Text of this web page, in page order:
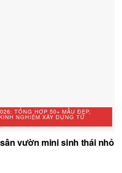
TỔNG HỢP 50+ MẪU ĐẸP,
NGHIỆM XÂY DỰNG TỪ
vườn mini sinh thái nhỏ